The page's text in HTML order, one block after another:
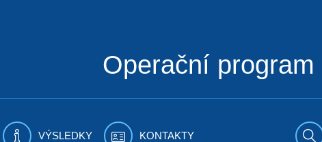
Operační program
VÝSLEDKY KONTAKTY